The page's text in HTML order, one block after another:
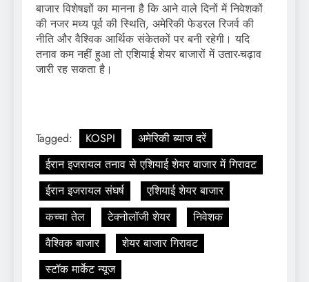
बाजार विशेषज्ञों का मानना है कि आने वाले दिनों में निवेशकों
की नजर मध्य पूर्व की स्थिति, अमेरिकी फेडरल रिजर्व की
नीति और वैश्विक आर्थिक संकेतकों पर बनी रहेगी। यदि
तनाव कम नहीं हुआ तो एशियाई शेयर बाजारों में उतार-चढ़ाव
जारी रह सकता है।
Tagged: KOSPI
अमेरिकी ब्याज दरें
ईरान इजरायल तनाव से एशियाई शेयर बाजार में गिरावट
ईरान इजरायल संघर्ष
एशियाई शेयर बाजार
कच्चा तेल
टेक्नोलॉजी शेयर
निवेशक
वैश्विक बाजार
शेयर बाजार गिरावट
स्टॉक मार्केट न्यूज